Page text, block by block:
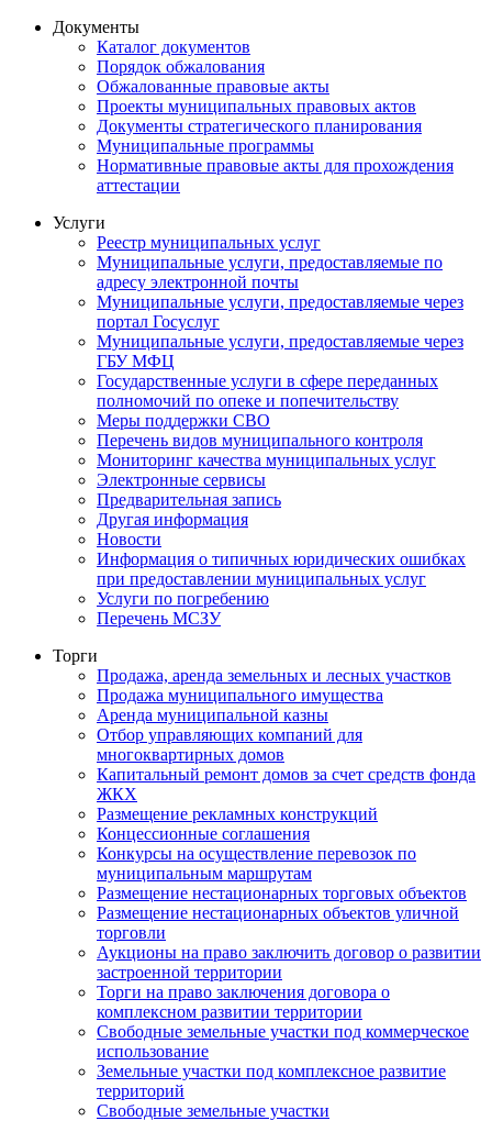
Документы
Каталог документов
Порядок обжалования
Обжалованные правовые акты
Проекты муниципальных правовых актов
Документы стратегического планирования
Муниципальные программы
Нормативные правовые акты для прохождения
аттестации
Услуги
Реестр муниципальных услуг
Муниципальные услуги, предоставляемые по
адресу электронной почты
Муниципальные услуги, предоставляемые через
портал Госуслуг
Муниципальные услуги, предоставляемые через
ГБУ МФЦ
Государственные услуги в сфере переданных
полномочий по опеке и попечительству
Меры поддержки СВО
Перечень видов муниципального контроля
Мониторинг качества муниципальных услуг
Электронные сервисы
Предварительная запись
Другая информация
Новости
Информация о типичных юридических ошибках
при предоставлении муниципальных услуг
Услуги по погребению
Перечень МСЗУ
Торги
Продажа, аренда земельных и лесных участков
Продажа муниципального имущества
Аренда муниципальной казны
Отбор управляющих компаний для
многоквартирных домов
Капитальный ремонт домов за счет средств фонда
ЖКХ
Размещение рекламных конструкций
Концессионные соглашения
Конкурсы на осуществление перевозок по
муниципальным маршрутам
Размещение нестационарных торговых объектов
Размещение нестационарных объектов уличной
торговли
Аукционы на право заключить договор о развитии
застроенной территории
Торги на право заключения договора о
комплексном развитии территории
Свободные земельные участки под коммерческое
использование
Земельные участки под комплексное развитие
территорий
Свободные земельные участки